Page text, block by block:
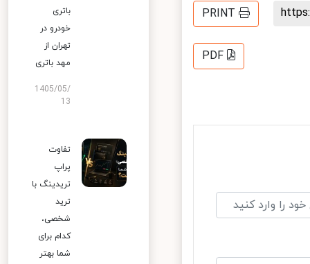
PRINT
PDF
باتری
خودرو در
تهران از
مهد باتری
1405/05/
13
تفاوت
پراپ
تریدینگ با
ترید
شخصی،
کدام برای
شما بهتر